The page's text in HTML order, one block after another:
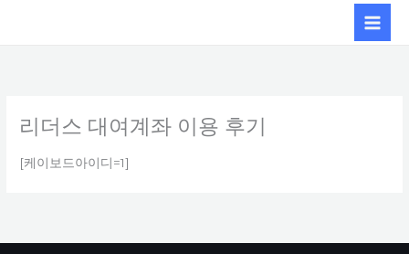
리더스 대여계좌 이용 후기
[케이보드아이디=1]